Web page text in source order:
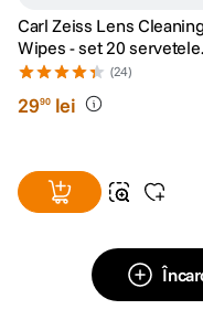
Carl Zeiss Lens Cleaning
Wipes - set 20 servetele
umede
(24)
2990 lei